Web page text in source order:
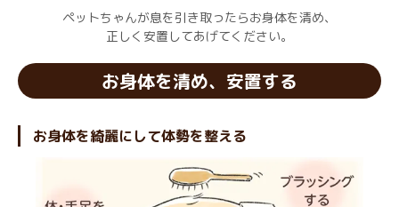
ペットちゃんが息を引き取ったらお身体を清め、
正しく安置してあげてください。
お身体を清め、安置する
お身体を綺麗にして体勢を整える